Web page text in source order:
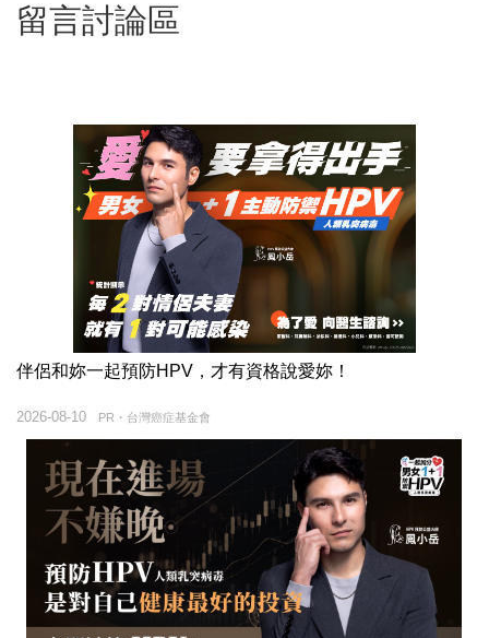
留言討論區
伴侶和妳一起預防HPV，才有資格說愛妳！
PR・台灣癌症基金會
2026-08-10